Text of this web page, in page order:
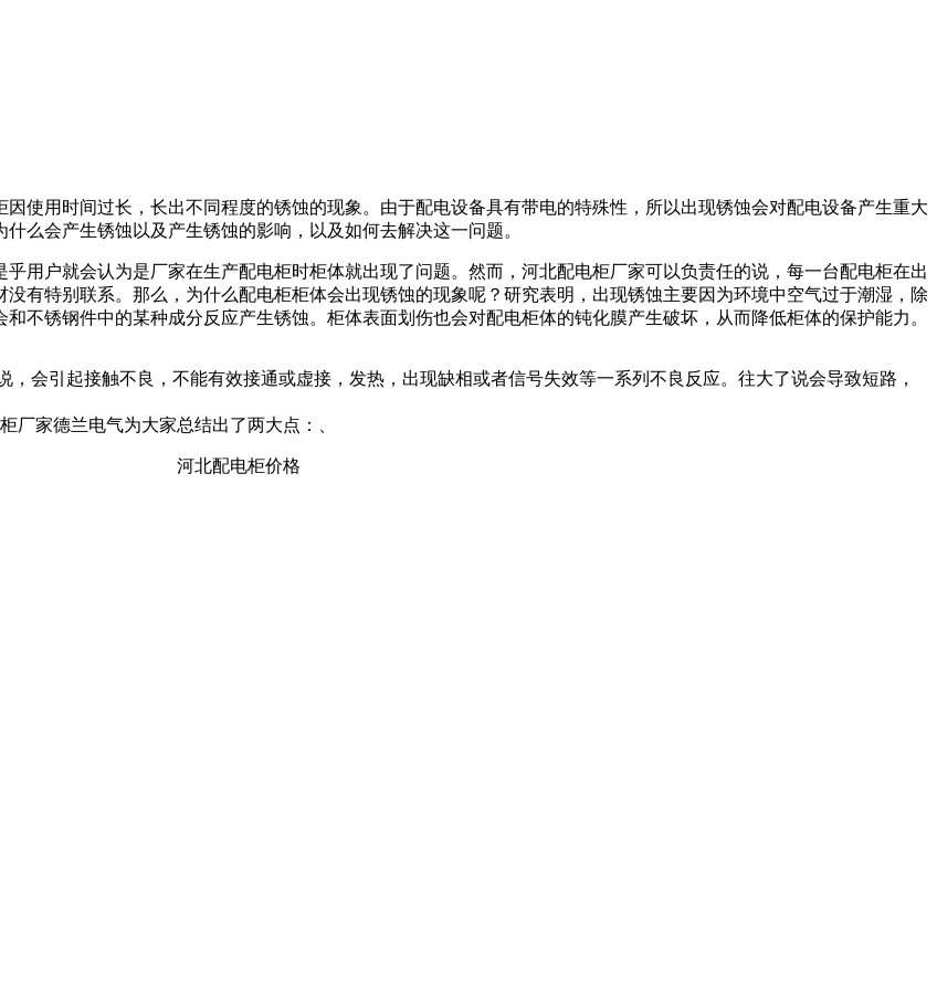
使用时间过长，长出不同程度的锈蚀的现象。由于配电设备具有带电的特殊性，所以出现锈蚀会对配电设备产生重大
么会产生锈蚀以及产生锈蚀的影响，以及如何去解决这一问题。
用户就会认为是厂家在生产配电柜时柜体就出现了问题。然而，河北配电柜厂家可以负责任的说，每一台配电柜在出
有特别联系。那么，为什么配电柜柜体会出现锈蚀的现象呢？研究表明，出现锈蚀主要因为环境中空气过于潮湿，除
不锈钢件中的某种成分反应产生锈蚀。柜体表面划伤也会对配电柜体的钝化膜产生破坏，从而降低柜体的保护能力。
会引起接触不良，不能有效接通或虚接，发热，出现缺相或者信号失效等一系列不良反应。往大了说会导致短路，
厂家德兰电气为大家总结出了两大点：、